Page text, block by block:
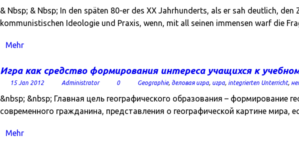
& Nbsp; & Nbsp; In den späten 80-er des XX Jahrhunderts, als er sah deutlich,
kommunistischen Ideologie und Praxis, wenn, mit all seinen immensen warf die
Mehr
Игра как средство формирования интереса учащихся к
15 Jan 2012 Administrator 0 Geographie, деловая игра, игра, integrierten Unterricht,
&nbsp; &nbsp; Главная цель географического образования – формирование
современного гражданина, представления о географической картине мира,
Mehr